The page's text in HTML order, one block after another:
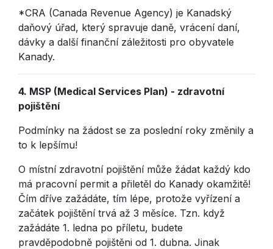
*CRA (Canada Revenue Agency) je Kanadský
daňový úřad, který spravuje daně, vrácení daní,
dávky a další finanční záležitosti pro obyvatele
Kanady.
4. MSP (Medical Services Plan) - zdravotní
pojištění
Podmínky na žádost se za poslední roky změnily a
to k lepšímu!
O místní zdravotní pojištění může žádat každý kdo
má pracovní permit a přiletěl do Kanady okamžitě!
Čím dříve zažádáte, tím lépe, protože vyřízení a
začátek pojištění trvá až 3 měsíce. Tzn. když
zažádáte 1. ledna po příletu, budete
pravděpodobně pojištěni od 1. dubna. Jinak